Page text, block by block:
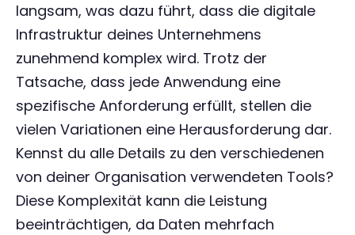
langsam, was dazu führt, dass die digitale
Infrastruktur deines Unternehmens
zunehmend komplex wird. Trotz der
Tatsache, dass jede Anwendung eine
spezifische Anforderung erfüllt, stellen die
vielen Variationen eine Herausforderung dar.
Kennst du alle Details zu den verschiedenen
von deiner Organisation verwendeten Tools?
Diese Komplexität kann die Leistung
beeinträchtigen, da Daten mehrfach